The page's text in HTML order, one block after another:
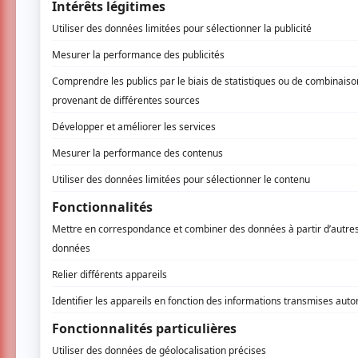
Le lendemain, les festivaliers et
Dominion, qui sera de retour à LASSO
Enfin, la 5e édition se clôturera avec le
composé de Marcus Mumford, Ben Lovett
du festival.
Les billets d’admission générale pour
LASSO Montréal 2026 sera
devraient être disponibles bientôt.
Thomas Rhett Mumford & Sons